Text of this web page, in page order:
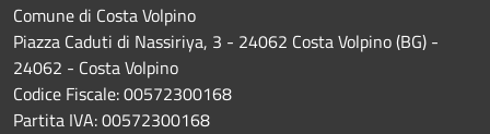
Comune di Costa Volpino
Piazza Caduti di Nassiriya, 3 - 24062 Costa Volpino (BG) -
24062 - Costa Volpino
Codice Fiscale: 00572300168
Partita IVA: 00572300168